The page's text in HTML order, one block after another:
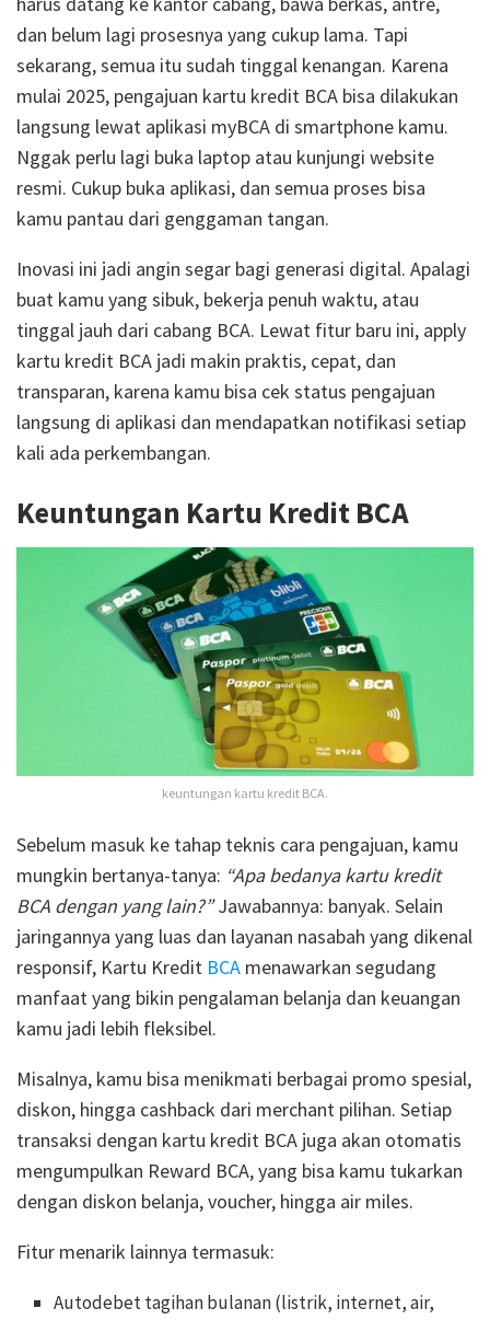
dan belum lagi prosesnya yang cukup lama. Tapi
sekarang, semua itu sudah tinggal kenangan. Karena
mulai 2025, pengajuan kartu kredit BCA bisa dilakukan
langsung lewat aplikasi myBCA di smartphone kamu.
Nggak perlu lagi buka laptop atau kunjungi website
resmi. Cukup buka aplikasi, dan semua proses bisa
kamu pantau dari genggaman tangan.
Inovasi ini jadi angin segar bagi generasi digital. Apalagi
buat kamu yang sibuk, bekerja penuh waktu, atau
tinggal jauh dari cabang BCA. Lewat fitur baru ini, apply
kartu kredit BCA jadi makin praktis, cepat, dan
transparan, karena kamu bisa cek status pengajuan
langsung di aplikasi dan mendapatkan notifikasi setiap
kali ada perkembangan.
Keuntungan Kartu Kredit BCA
keuntungan kartu kredit BCA.
Sebelum masuk ke tahap teknis cara pengajuan, kamu
mungkin bertanya-tanya: “Apa bedanya kartu kredit
BCA dengan yang lain?”Jawabannya: banyak. Selain
jaringannya yang luas dan layanan nasabah yang dikenal
responsif, Kartu Kredit BCA menawarkan segudang
manfaat yang bikin pengalaman belanja dan keuangan
kamu jadi lebih fleksibel.
Misalnya, kamu bisa menikmati berbagai promo spesial,
diskon, hingga cashback dari merchant pilihan. Setiap
transaksi dengan kartu kredit BCA juga akan otomatis
mengumpulkan Reward BCA, yang bisa kamu tukarkan
dengan diskon belanja, voucher, hingga air miles.
Fitur menarik lainnya termasuk:
Autodebet tagihan bulanan (listrik, internet, air,